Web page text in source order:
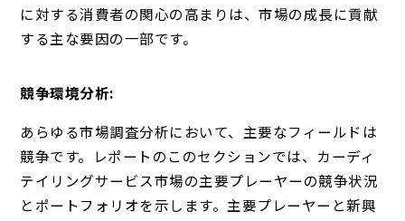
に対する消費者の関心の高まりは、市場の成長に貢献
する主な要因の一部です。
競争環境分析:
あらゆる市場調査分析において、主要なフィールドは
競争です。レポートのこのセクションでは、カーディ
テイリングサービス市場の主要プレーヤーの競争状況
とポートフォリオを示します。主要プレーヤーと新興